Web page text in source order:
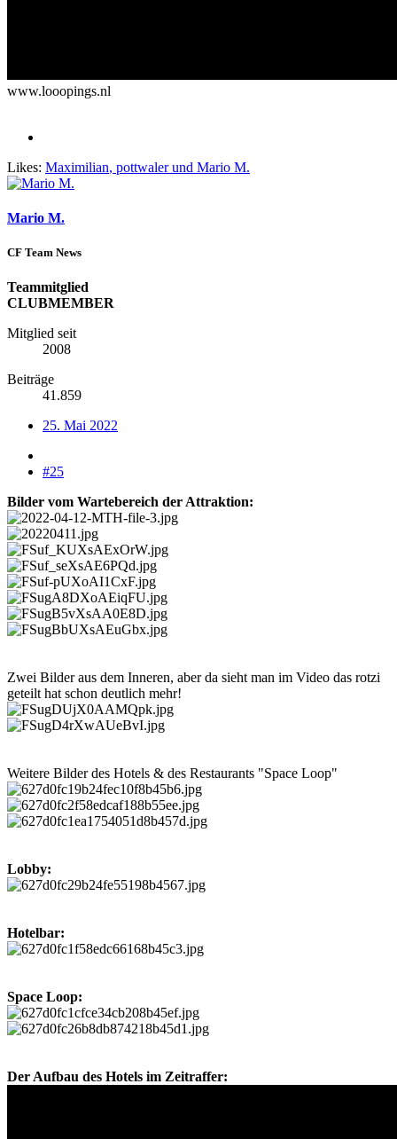
www.looopings.nl
Likes: Maximilian, pottwalerund Mario M.
Mario M.
CF Team News
Teammitglied
CLUBMEMBER
Mitglied seit
2008
Beiträge
41.859
25. Mai 2022
#25
Bilder vom Wartebereich der Attraktion:
Zwei Bilder aus dem Inneren, aber da sieht man im Video das rotzi
geteilt hat schon deutlich mehr!
Weitere Bilder des Hotels & des Restaurants "Space Loop"
Lobby:
Hotelbar:
Space Loop:
Der Aufbau des Hotels im Zeitraffer: